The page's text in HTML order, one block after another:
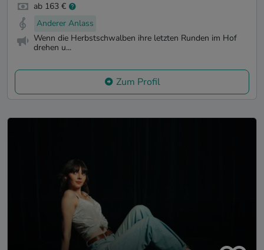
ab 163 €
Anderer Anlass
Wenn die Herbstschwalben ihre letzten Runden im Hof
drehen u...
Zum Profil